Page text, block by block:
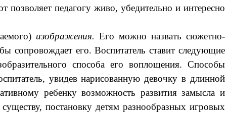
педагогу живо, убедительно и интересно
изображения. Его можно назвать сюжетно-
сопровождает его. Воспитатель ставит следующие
способа его воплощения. Способы
увидев нарисованную девочку в длинной
ребенку возможность развития замысла и
постановку детям разнообразных игровых